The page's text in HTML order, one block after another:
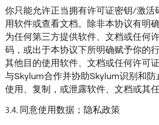
你只能允许正当拥有许可证密钥/激活
用软件或查看文档。除非本协议有明
为任何第三方提供软件、文档或任何
码，或出于本协议下所明确赋予你的
其他目的使用软件、文档或任何许可
与Skylum合作并协助Skylum识别和防
使用、复制，或泄露软件、文档或其任
同意使用数据；隐私政策